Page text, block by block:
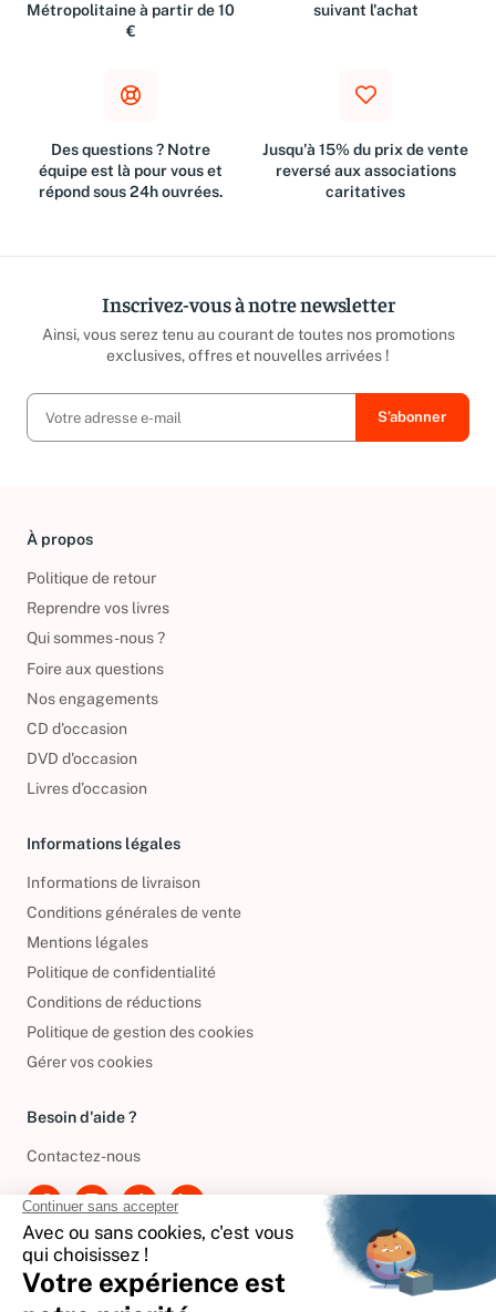
Métropolitaine à partir de 10
€
suivant l'achat
Des questions ? Notre
équipe est là pour vous et
répond sous 24h ouvrées.
Jusqu'à 15% du prix de vente
reversé aux associations
caritatives
Inscrivez-vous à notre newsletter
Ainsi, vous serez tenu au courant de toutes nos promotions
exclusives, offres et nouvelles arrivées !
À propos
Politique de retour
Reprendre vos livres
Qui sommes-nous ?
Foire aux questions
Nos engagements
CD d'occasion
DVD d'occasion
Livres d’occasion
Informations légales
Informations de livraison
Conditions générales de vente
Mentions légales
Politique de confidentialité
Conditions de réductions
Politique de gestion des cookies
Gérer vos cookies
Besoin d'aide ?
Contactez-nous
International
🇪🇸 Espagne